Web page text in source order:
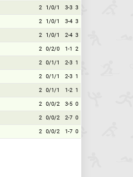
2 1/0/1 3-3 3
2 1/0/1 3-4 3
2 1/0/1 2-4 3
2 0/2/0 1-1 2
2 0/1/1 2-3 1
2 0/1/1 2-3 1
2 0/1/1 1-2 1
2 0/0/2 3-5 0
2 0/0/2 2-7 0
2 0/0/2 1-7 0